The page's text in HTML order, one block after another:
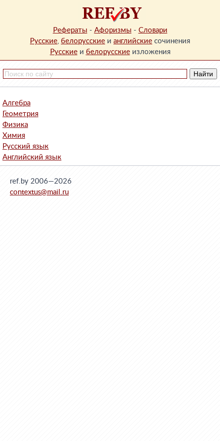
Рефераты - Афоризмы - Словари
Русские, белорусские и английские сочинения
Русскиеи белорусскиеизложения
Алгебра
Геометрия
Физика
Химия
Русский язык
Английский язык
ref.by 2006—2026
contextus@mail.ru